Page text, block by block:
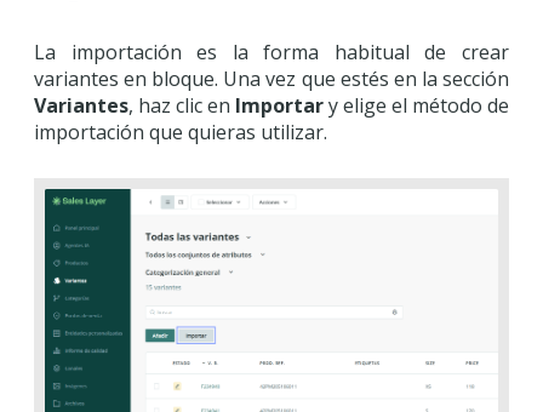
La importación es la forma habitual de crear
variantes en bloque. Una vez que estés en la sección
Variantes, haz clic en Importary elige el método de
importación que quieras utilizar.